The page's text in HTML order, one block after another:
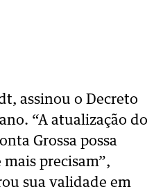
assinou o Decreto
“A atualização do
Grossa possa
precisam”,
sua validade em